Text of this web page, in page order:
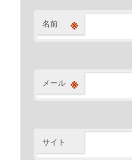
名前 ※
メール ※
サイト